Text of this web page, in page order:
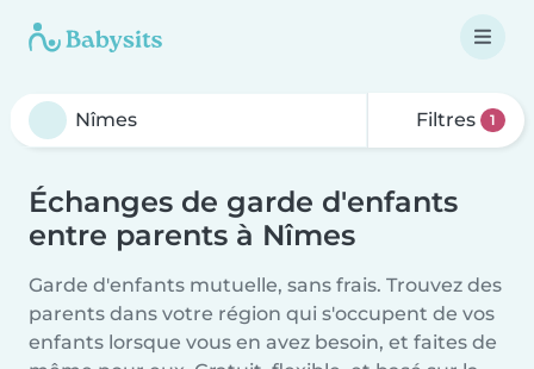
Filtres 1
Échanges de garde d'enfants
entre parents à Nîmes
Garde d'enfants mutuelle, sans frais. Trouvez des
parents dans votre région qui s'occupent de vos
enfants lorsque vous en avez besoin, et faites de